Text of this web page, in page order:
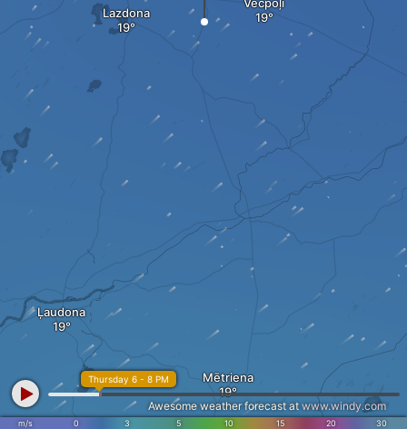
Lazdona
Ļaudona
Mētriena
m/s 0 3 5 10 15 20 30
Thursday 6 - 8 PM
Awesome weather forecast at www.windy.com